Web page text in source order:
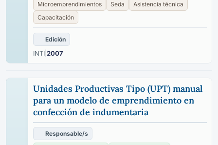
Microemprendimientos
Seda
Asistencia técnica
Capacitación
Edición
INTI 2007
Unidades Productivas Tipo (UPT) manual
para un modelo de emprendimiento en
confección de indumentaria
Responsable/s